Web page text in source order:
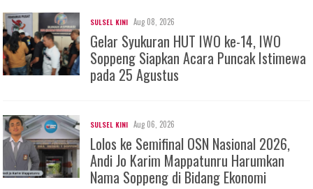
SULSEL KINI Aug 08, 2026
Gelar Syukuran HUT IWO ke-14, IWO
Soppeng Siapkan Acara Puncak Istimewa
pada 25 Agustus
SULSEL KINI Aug 06, 2026
Lolos ke Semifinal OSN Nasional 2026,
Andi Jo Karim Mappatunru Harumkan
Nama Soppeng di Bidang Ekonomi